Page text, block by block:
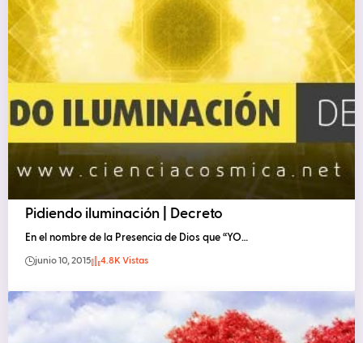
Pidiendo iluminación | Decreto
En el nombre de la Presencia de Dios que “YO…
junio 10, 2015 4.8K Vistas